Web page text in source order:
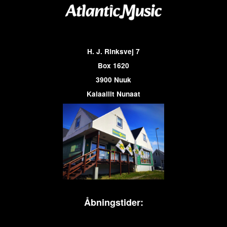
H. J. Rinksvej 7
Box 1620
3900 Nuuk
Kalaallit Nunaat
Åbningstider: